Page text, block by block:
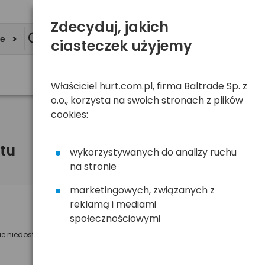
niedostępny
Powiadom mnie o dostępności
Zdecyduj, jakich
ciasteczek użyjemy
Właściciel hurt.com.pl, firma Baltrade Sp. z
o.o., korzysta na swoich stronach z plików
cookies:
wykorzystywanych do analizy ruchu
na stronie
marketingowych, związanych z
reklamą i mediami
społecznościowymi